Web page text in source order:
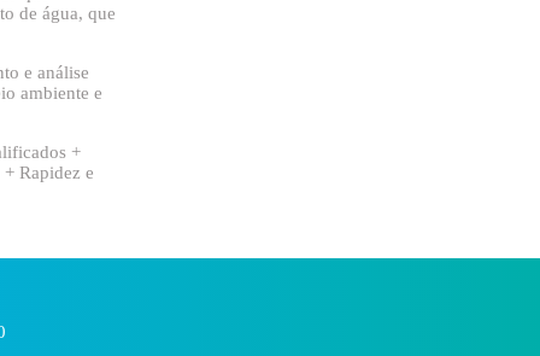
de água, que
e análise
ambiente e
+
Rapidez e